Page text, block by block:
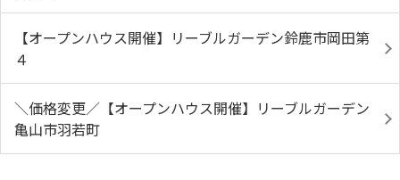
【オープンハウス開催】リーブルガーデン鈴鹿市岡田第
４
＼価格変更／【オープンハウス開催】リーブルガーデン
亀山市羽若町